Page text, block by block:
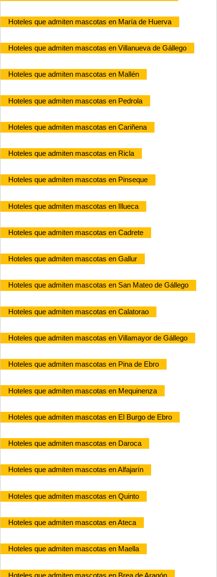
Hoteles que admiten mascotas en María de Huerva
Hoteles que admiten mascotas en Villanueva de Gállego
Hoteles que admiten mascotas en Mallén
Hoteles que admiten mascotas en Pedrola
Hoteles que admiten mascotas en Cariñena
Hoteles que admiten mascotas en Ricla
Hoteles que admiten mascotas en Pinseque
Hoteles que admiten mascotas en Illueca
Hoteles que admiten mascotas en Cadrete
Hoteles que admiten mascotas en Gallur
Hoteles que admiten mascotas en San Mateo de Gállego
Hoteles que admiten mascotas en Calatorao
Hoteles que admiten mascotas en Villamayor de Gállego
Hoteles que admiten mascotas en Pina de Ebro
Hoteles que admiten mascotas en Mequinenza
Hoteles que admiten mascotas en El Burgo de Ebro
Hoteles que admiten mascotas en Daroca
Hoteles que admiten mascotas en Alfajarín
Hoteles que admiten mascotas en Quinto
Hoteles que admiten mascotas en Ateca
Hoteles que admiten mascotas en Maella
Hoteles que admiten mascotas en Brea de Aragón